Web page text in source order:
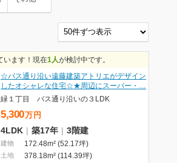
います！現在1人が検討中です。
☆バス通り沿い遠藤建築アトリエがデザイン
したオシャレな住宅☆★周辺にスーパー・…
緑１丁目 バス通り沿いの３LDK
5,300万 円
4LDK | 築17年 | 3階建
建物 172.48m² (52.17坪)
土地 378.18m² (114.39坪)